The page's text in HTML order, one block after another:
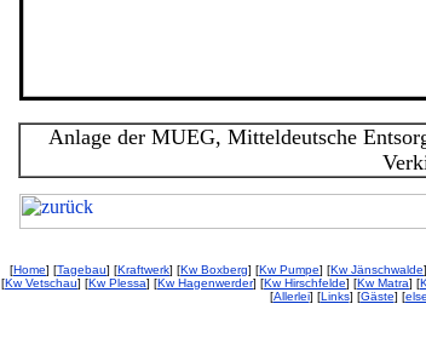
Anlage der MUEG, Mitteldeutsche
[Home] [Tagebau] [Kraftwerk] [Kw Boxberg] [Kw Pumpe] [Kw Jänschwalde
[Kw Vetschau] [Kw Plessa] [Kw Hagenwerder] [Kw Hirschfelde] [Kw Matra] [
[Allerlei] [Links] [Gäste] [